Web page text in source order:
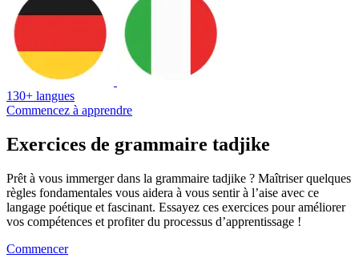
130+ langues
Commencez à apprendre
Exercices de grammaire tadjike
Prêt à vous immerger dans la grammaire tadjike ? Maîtriser quelques
règles fondamentales vous aidera à vous sentir à l’aise avec ce
langage poétique et fascinant. Essayez ces exercices pour améliorer
vos compétences et profiter du processus d’apprentissage !
Commencer